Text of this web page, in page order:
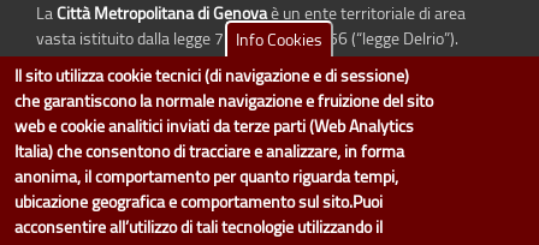
LaCittà Metropolitana di Genovaè un ente territoriale di area
vasta istituito dalla legge 7 aprile 2014 n. 56 (“legge Delrio”).
Sostituisce la Provincia di Genova.
dati.cittametropolitana.genova.it è il progetto "Open Data" della
Metropolitana di Genova.
Il design e la gestione sono a cura del Servizio Sistemi Informativi. Ogni
Direzione è responsabile per la parte di "dati" e "dataset".
Info Cookies
Il sito utilizza cookie tecnici (di navigazione e di sessione)
che garantiscono la normale navigazione e fruizione del sito
web e cookie analitici inviati da terze parti (Web Analytics
Italia) che consentono di tracciare e analizzare, in forma
anonima, il comportamento per quanto riguarda tempi,
ubicazione geografica e comportamento sul sito.Puoi
acconsentire all’utilizzo di tali tecnologie utilizzando il